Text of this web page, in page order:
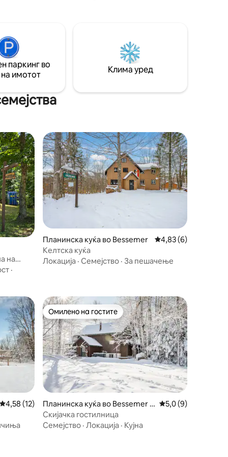
самото место, па може да уживате во
сезонски избор на свежи јајца, џемови,
сирупи и локални производи кои може
да ги купите. Дозволени се
паркинг во
имотот
Клима уред
на
·
Планинска куќа во Bessemer Просечна оцена:
4,83 (6)
Келтска куќа
Локација · Семејство · За пешачење
Просечна оцена: 4,58 од 5, 12 рецензии
4,58 (12)
Омилено на гостите
Омилено на гостите
Планинска куќа во Bessemer T
ownship
Просечна оцена:
5,0 (9)
Скијачка гостилница
Семејство · Локација · Кујна